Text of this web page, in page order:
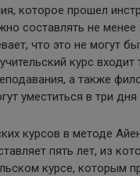
которое прошел
составлять не
что это не могут
курс входит
а также
уместиться в три
курсов в методе
пять лет, из
курсе, которым